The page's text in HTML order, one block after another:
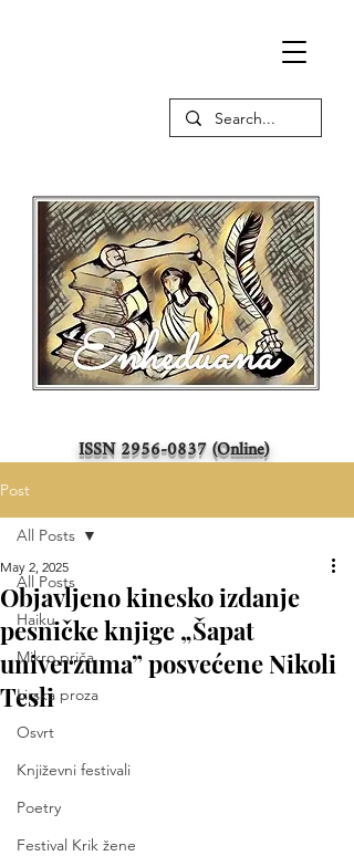
ISSN2956-0837(Online)
Post
All Posts
Haiku
Mikro priča
Lirska proza
Osvrt
Književni festivali
Poetry
Festival Krik žene
All Posts
Objavljeno kinesko izdanje
pesničke knjige „Šapat
univerzuma” posvećene Nikoli
Tesli
May 2, 2025